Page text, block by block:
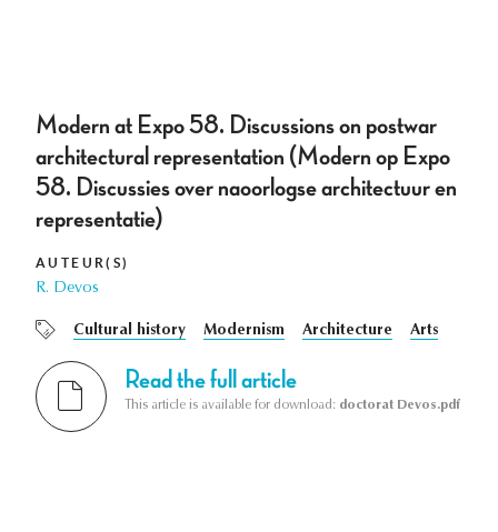
Modern at Expo 58. Discussions on postwar
architectural representation (Modern op Expo
58. Discussies over naoorlogse architectuur en
representatie)
AUTEUR(S)
R. Devos
Cultural history Modernism Architecture Arts
Read the full article
This article is available for download: doctorat Devos.pdf